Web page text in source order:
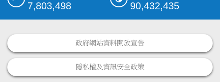
7,803,498 90,432,435
政府網站資料開放宣告
隱私權及資訊安全政策